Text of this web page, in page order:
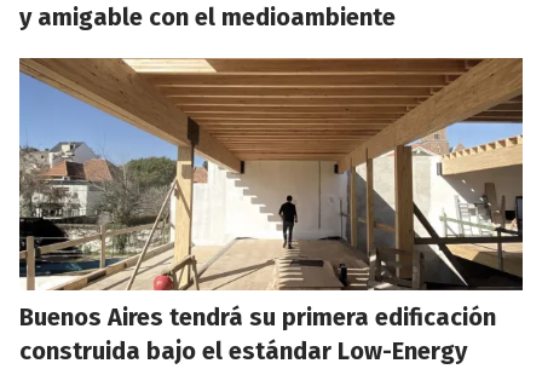
y amigable con el medioambiente
Buenos Aires tendrá su primera edificación
construida bajo el estándar Low-Energy